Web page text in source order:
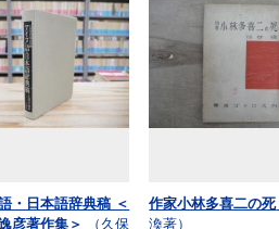
・日本語辞典稿 ＜
彦著作集＞
（久保
作家小林多喜二の死
渙著）